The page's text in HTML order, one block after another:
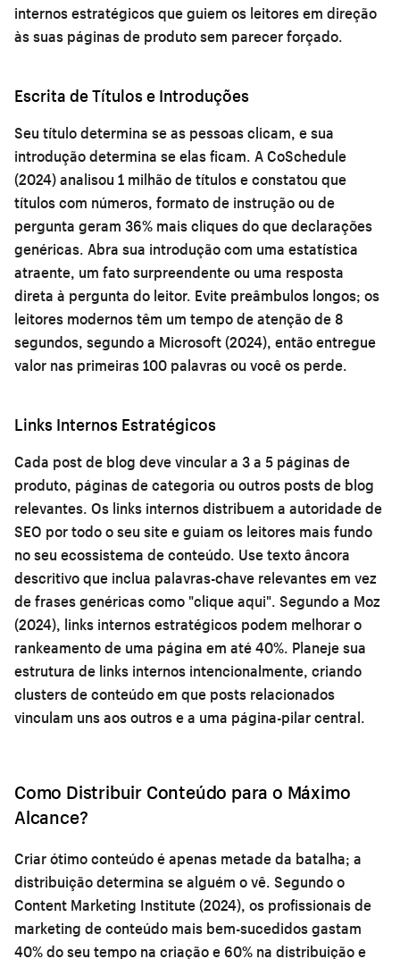
internos estratégicos que guiem os leitores em direção
às suas páginas de produto sem parecer forçado.
Escrita de Títulos e Introduções
Seu título determina se as pessoas clicam, e sua
introdução determina se elas ficam. A CoSchedule
(2024) analisou 1 milhão de títulos e constatou que
títulos com números, formato de instrução ou de
pergunta geram 36% mais cliques do que declarações
genéricas. Abra sua introdução com uma estatística
atraente, um fato surpreendente ou uma resposta
direta à pergunta do leitor. Evite preâmbulos longos; os
leitores modernos têm um tempo de atenção de 8
segundos, segundo a Microsoft (2024), então entregue
valor nas primeiras 100 palavras ou você os perde.
Links Internos Estratégicos
Cada post de blog deve vincular a 3 a 5 páginas de
produto, páginas de categoria ou outros posts de blog
relevantes. Os links internos distribuem a autoridade de
SEO por todo o seu site e guiam os leitores mais fundo
no seu ecossistema de conteúdo. Use texto âncora
descritivo que inclua palavras-chave relevantes em vez
de frases genéricas como "clique aqui". Segundo a Moz
(2024), links internos estratégicos podem melhorar o
rankeamento de uma página em até 40%. Planeje sua
estrutura de links internos intencionalmente, criando
clusters de conteúdo em que posts relacionados
vinculam uns aos outros e a uma página-pilar central.
Como Distribuir Conteúdo para o Máximo
Alcance?
Criar ótimo conteúdo é apenas metade da batalha; a
distribuição determina se alguém o vê. Segundo o
Content Marketing Institute (2024), os profissionais de
marketing de conteúdo mais bem-sucedidos gastam
40% do seu tempo na criação e 60% na distribuição e